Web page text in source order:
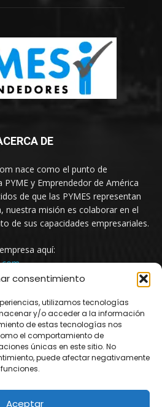
consentimiento
utilizamos tecnologías
y/o acceder a la información
de estas tecnologías nos
el comportamiento de
únicas en este sitio. No
puede afectar negativamente
Aceptar
DE
nace como el punto de
y Emprendedor de América
de que las PYMES representan
nuestra misión es colaborar en el
de sus capacidades empresariales.
aquí: